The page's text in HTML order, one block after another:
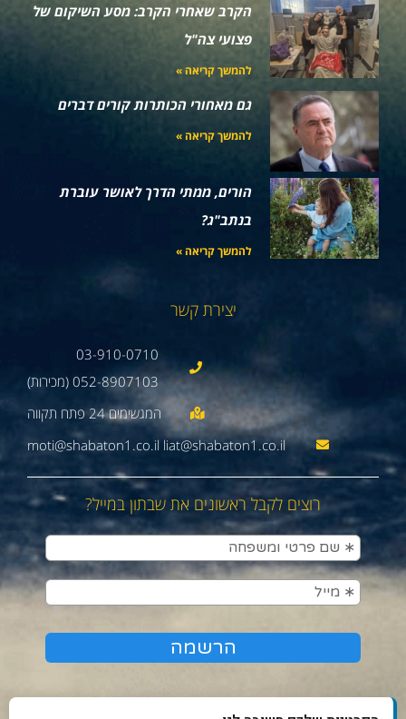
הקרב שאחרי הקרב: מסע השיקום של
פצועי צה"ל
להמשך קריאה »
גם מאחורי הכותרות קורים דברים
להמשך קריאה »
הורים, ממתי הדרך לאושר עוברת
בנתב"ג?
להמשך קריאה »
יצירת קשר
03-910-0710
052-8907103 (מכירות)
moti@shabaton1.co.il liat@shabaton1.co.il
רוצים לקבל ראשונים את שבתון במייל?